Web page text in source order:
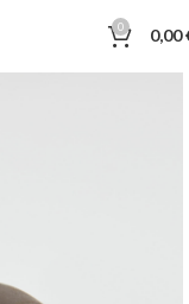
0 0,00